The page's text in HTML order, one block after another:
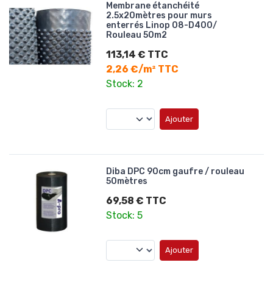
Membrane étanchéité
2.5x20mètres pour murs
enterrés Linop 08-D400/
Rouleau 50m2
113,14 € TTC
2,26 €/m² TTC
Stock: 2
Ajouter
Diba DPC 90cm gaufre / rouleau
50mètres
69,58 € TTC
Stock: 5
Ajouter